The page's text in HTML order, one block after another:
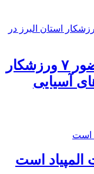
۲ مدال برنز نتیجه حضور ۷ ورزشکار
آسیایی
المپیاد است